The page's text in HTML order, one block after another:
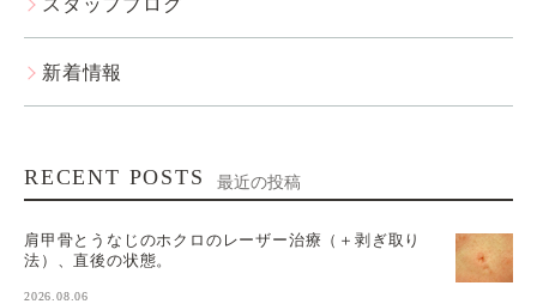
新着情報
RECENT POSTS 最近の投稿
肩甲骨とうなじのホクロのレーザー治療（＋剥ぎ取り
法）、直後の状態。
2026.08.06